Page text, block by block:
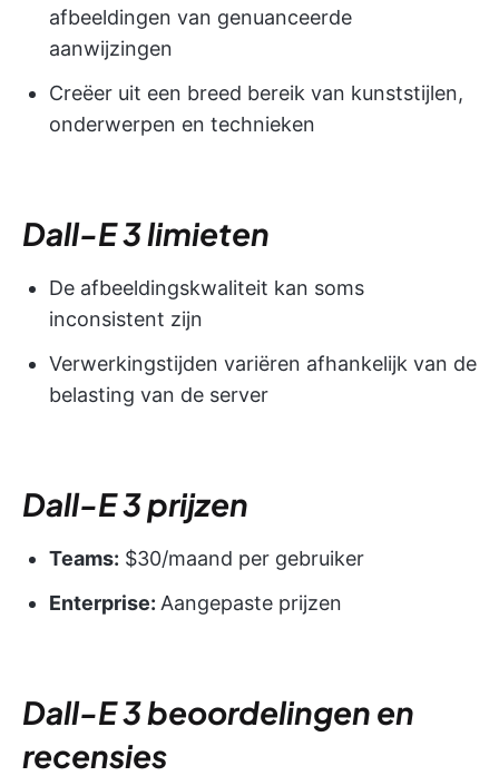
afbeeldingen van genuanceerde
aanwijzingen
Creëer uit een breed bereik van kunststijlen,
onderwerpen en technieken
Dall-E 3 limieten
De afbeeldingskwaliteit kan soms
inconsistent zijn
Verwerkingstijden variëren afhankelijk van de
belasting van de server
Dall-E 3 prijzen
Teams: $30/maand per gebruiker
Enterprise: Aangepaste prijzen
Dall-E 3 beoordelingen en
recensies